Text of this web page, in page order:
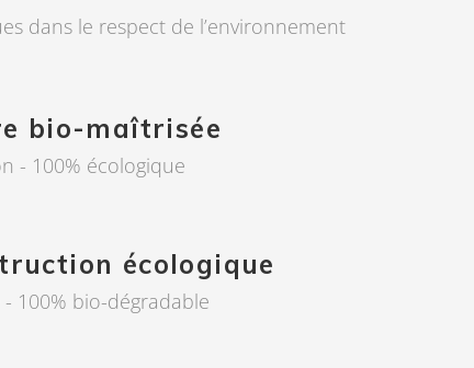
dans le respect de l’environnement
bio-maîtrisée
- 100% écologique
écologique
100% bio-dégradable